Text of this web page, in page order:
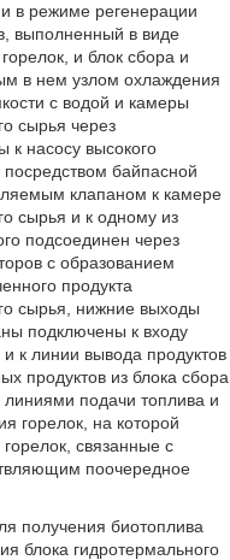
в режиме регенерации
выполненный в виде
и блок сбора и
в нем узлом охлаждения
с водой и камеры
сырья через
к насосу высокого
байпасной
клапаном к камере
сырья и к одному из
подсоединен через
с образованием
продукта
сырья, нижние выходы
подключены к входу
к линии вывода продуктов
продуктов из блока сбора
подачи топлива и
горелок, на которой
связанные с
поочередное
получения биотоплива
блока гидротермального